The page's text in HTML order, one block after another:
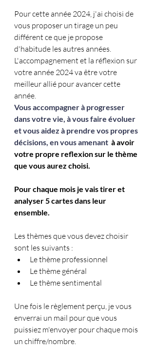
Pour cette année 2024, j'ai choisi de
vous proposer un tirage un peu
différent ce que je propose
d'habitude les autres années.
L'accompagnement et la réflexion sur
votre année 2024 va être votre
meilleur allié pour avancer cette
année.
Vous accompagner à progresser
dans votre vie, à vous faire évoluer
et vous aidez à prendre vos propres
décisions, en vous amenant à avoir
votre propre reflexion sur le thème
que vous aurez choisi.
Pour chaque mois je vais tirer et
analyser 5 cartes dans leur
ensemble.
Les thèmes que vous devez choisir
sont les suivants :
Le thème professionnel
Le thème général
Le thème sentimental
Une fois le règlement perçu, je vous
enverrai un mail pour que vous
puissiez m'envoyer pour chaque mois
un chiffre/nombre.